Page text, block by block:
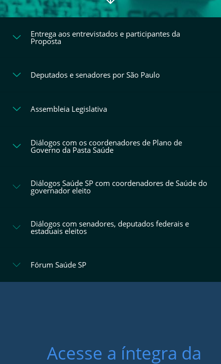
Entrega aos entrevistados e participantes da
Proposta
Deputados e senadores por São Paulo
Assembleia Legislativa
Diálogos com os coordenadores de Plano de
Governo da Pasta Saúde
Diálogos Saúde SP com coordenadores de Saúde do
governador eleito
Diálogos com senadores, deputados federais e
estaduais eleitos
Fórum Saúde SP
Acesse a íntegra da